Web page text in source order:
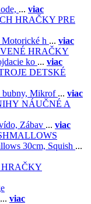
... viac
HRAČKY PRE
Motorické h ... viac
HRAČKY
ko ... viac
DETSKÉ
Mikrof ... viac
NÁUČNÉ A
Zábav ... viac
30cm, Squish ...
HRAČKY
... viac